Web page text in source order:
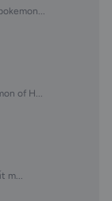
of H...
m...